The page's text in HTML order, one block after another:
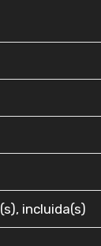
incluida(s)